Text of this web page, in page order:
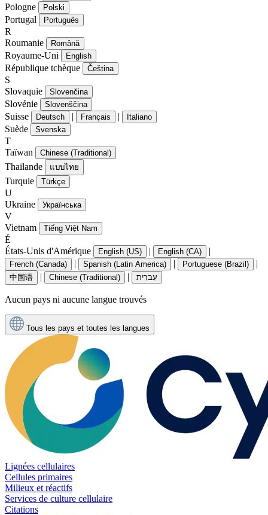
Pologne Polski
Portugal Português
R
Roumanie
Română
Royaume-Uni English
République tchèque Čeština
S
Slovaquie
Slovenčina
Slovénie Slovenščina
Suisse Deutsch | Français | Italiano
Suède Svenska
T
Taïwan
Chinese (Traditional)
Thaïlande แบบไทย
Turquie Türkçe
U
Ukraine
Українська
V
Vietnam
Tiếng Việt Nam
É
États-Unis d'Amérique
English (US) | English (CA) |
French (Canada) | Spanish (Latin America) | Portuguese (Brazil) |
中国语 | Chinese (Traditional) | עִברִית
Aucun pays ni aucune langue trouvés
Tous les pays et toutes les langues
Lignées cellulaires
Cellules primaires
Milieux et réactifs
Services de culture cellulaire
Citations